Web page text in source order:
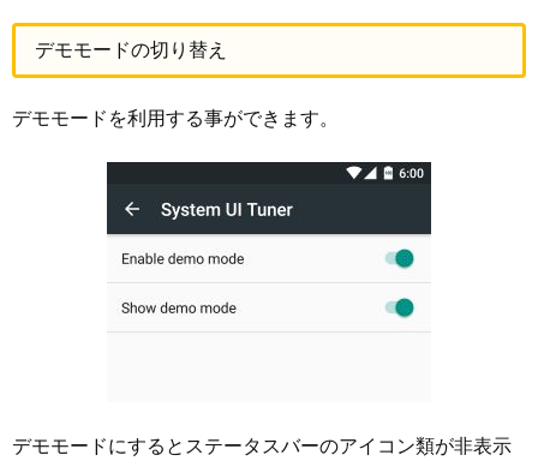
デモモードの切り替え
デモモードを利用する事ができます。
デモモードにするとステータスバーのアイコン類が非表示